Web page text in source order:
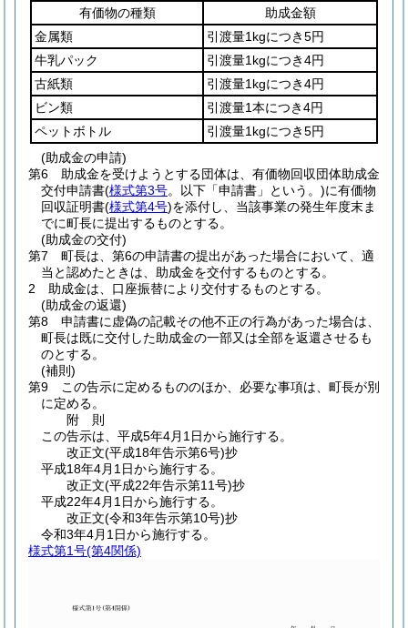
有価物の種類
助成金額
金属類
引渡量1kgにつき5円
牛乳パック
引渡量1kgにつき4円
古紙類
引渡量1kgにつき4円
ビン類
引渡量1本につき4円
ペットボトル
引渡量1kgにつき5円
(助成金の申請)
第6 助成金を受けようとする団体は、有価物回収団体助成金
交付申請書(様式第3号。以下「申請書」という。)に有価物
回収証明書(様式第4号)を添付し、当該事業の発生年度末ま
でに町長に提出するものとする。
(助成金の交付)
第7 町長は、第6の申請書の提出があった場合において、適
当と認めたときは、助成金を交付するものとする。
2 助成金は、口座振替により交付するものとする。
(助成金の返還)
第8 申請書に虚偽の記載その他不正の行為があった場合は、
町長は既に交付した助成金の一部又は全部を返還させるも
のとする。
(補則)
第9 この告示に定めるもののほか、必要な事項は、町長が別
に定める。
附 則
この告示は、平成5年4月1日から施行する。
改正文(平成18年告示第6号)抄
平成18年4月1日から施行する。
改正文(平成22年告示第11号)抄
平成22年4月1日から施行する。
改正文(令和3年告示第10号)抄
令和3年4月1日から施行する。
様式第1号(第4関係)